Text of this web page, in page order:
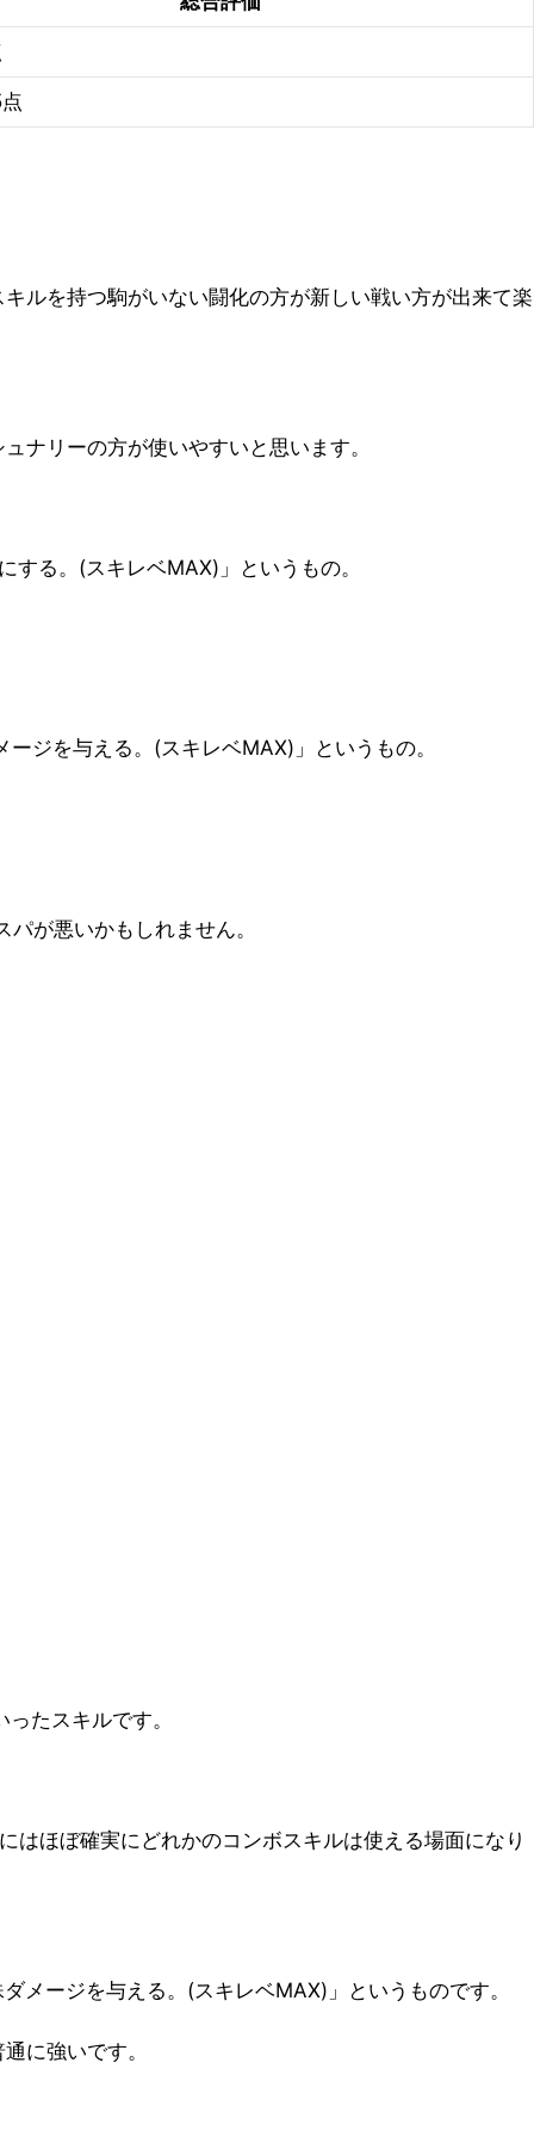
ルを持つ駒がいない闘化の方が新しい戦い方が出来て楽
ナリーの方が使いやすいと思います。
る。(スキレベMAX)」というもの。
ジを与える。(スキレベMAX)」というもの。
が悪いかもしれません。
たスキルです。
ほぼ確実にどれかのコンボスキルは使える場面になり
メージを与える。(スキレベMAX)」というものです。
に強いです。